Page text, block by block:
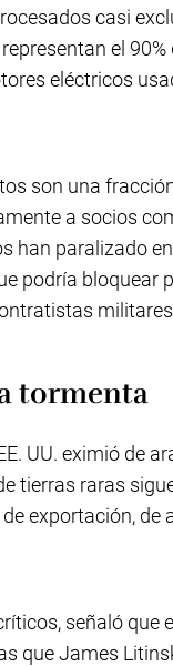
casi
el
eléctricos
son una
a socios
han paralizado
podría bloquear
tormenta
UU. eximió de
tierras raras
exportación, de
señaló que
que James